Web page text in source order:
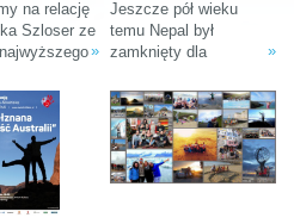
Ania i
Szloser
–
na relację
Szloser ze
w
i
»
Tułak „Magiczny
Nepal”
Jeszcze pół wieku
temu Nepal był
zamknięty dla
zwiedzających. W
ostatnich dekadach
zamienił się w Mekkę
dla ludzi kochających
góry, przyrodę i
»